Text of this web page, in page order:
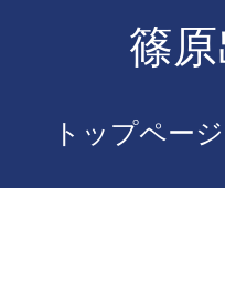
篠
トップページ